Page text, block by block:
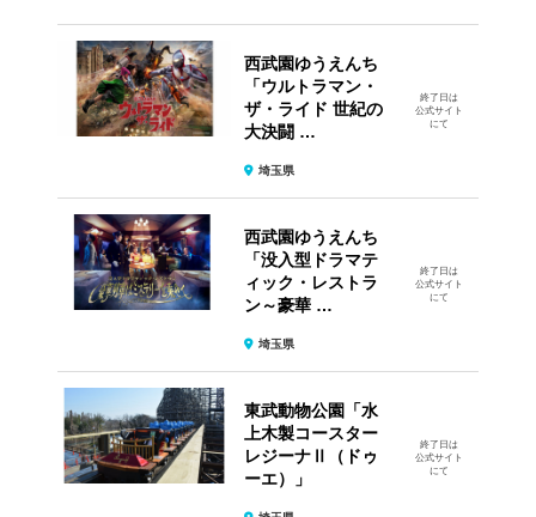
西武園ゆうえんち
「ウルトラマン・
ザ・ライド 世紀の
大決闘 …
埼玉県
終了日は
公式サイト
にて
西武園ゆうえんち
「没入型ドラマテ
ィック・レストラ
ン～豪華 …
埼玉県
終了日は
公式サイト
にて
東武動物公園「水
上木製コースター
レジーナⅡ（ドゥ
ーエ）」
終了日は
公式サイト
にて